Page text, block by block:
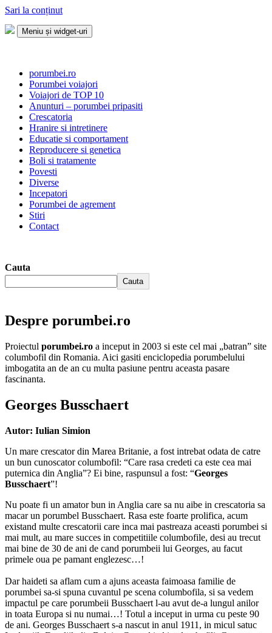
Sari la conținut
Meniu și widget-uri
porumbei.ro
Porumbei voiajori
Voiajori de TOP 10
Anunturi – porumbei pripasiti
Crescatoria
Hranire si intretinere
Educatie si comportament
Reproducere si genetica
Boli si tratamente
Povesti
Diverse
Incepatori
Porumbei de agrement
Stiri
Contact
Cauta
Cauta
Despre porumbei.ro
Proiectul porumbei.ro a inceput in 2003 si este cel mai „batran” site
columbofil din Romania. Aici gasiti enciclopedia porumbelului
imbogatita an de an cu multa pasiune pentru aceasta pasare
fascinanta.
Georges Busschaert
Autor: Iulian Simion
Un mare crescator din Marea Britanie, a fost intrebat odata de catre
un bun cunoscator columbofil: “Care rasa credeti ca este cea mai
puternica din Anglia”? Ei bine, raspunsul a fost: “Georges
Busschaert”!
Nu poate fi un amator bun in Anglia care sa nu aibe in crescatoria sa
macar un porumbel Busschaert. Rasa este foarte prolifica, acum
existand multe crescatorii care inca mai pastreaza aceasti porumbei si
mai mult, au mare succes in competitiile columbofile, desi au trecut
mai bine de 30 de ani de cand porumbeii lui Georges, au facut
primele oua pe pamant englezesc…!
Dar haideti sa aflam cum a ajuns aceasta faimoasa familie de
porumbei sa-si spuna cuvantul pe scena columbofila, si sa vedem
impactul pe care porumbeii Busschaert l-au avut de-a lungul anilor
in toata Europa si nu numai…! Totul a inceput in urma cu peste 90
de ani. Georges Busschaert s-a nascut in anul 1911, in micul satuc